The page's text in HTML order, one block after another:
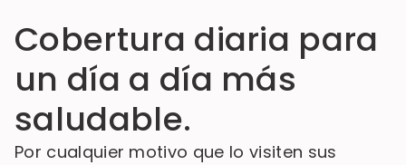
Cobertura diaria para
un día a día más
saludable.
Por cualquier motivo que lo visiten sus